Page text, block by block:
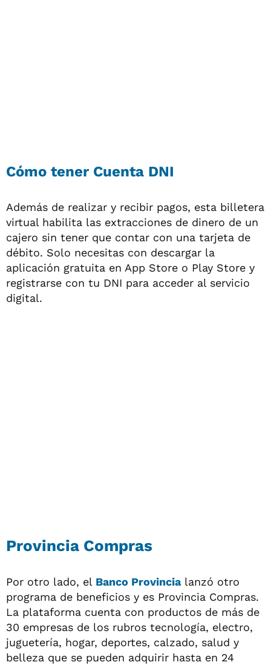
Cómo tener Cuenta DNI
Además de realizar y recibir pagos, esta billetera
virtual habilita las extracciones de dinero de un
cajero sin tener que contar con una tarjeta de
débito. Solo necesitas con descargar la
aplicación gratuita en App Store o Play Store y
registrarse con tu DNI para acceder al servicio
digital.
Provincia Compras
Por otro lado, el Banco Provincialanzó otro
programa de beneficios y es Provincia Compras.
La plataforma cuenta con productos de más de
30 empresas de los rubros tecnología, electro,
juguetería, hogar, deportes, calzado, salud y
belleza que se pueden adquirir hasta en 24